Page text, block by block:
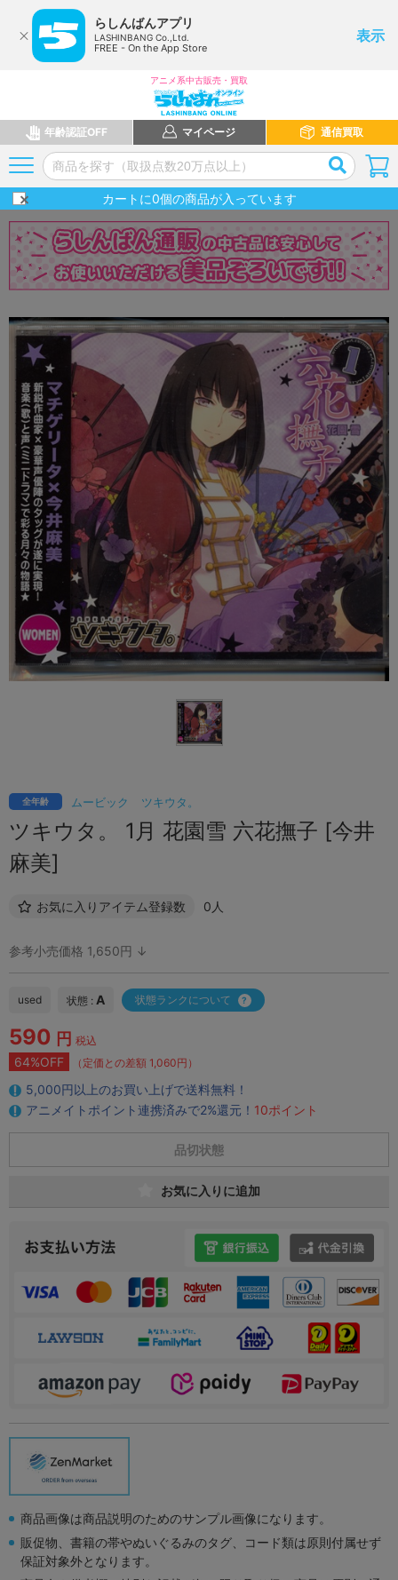
らしんばんアプリ
LASHINBANG Co.,Ltd.
FREE - On the App Store
表示
アニメ系中古販売・買取
年齢認証OFF マイページ 通信買取
カートに0個の商品が入っています
ムービック ツキウタ。
全年齢
ツキウタ。 1月 花園雪 六花撫子 [今井
麻美]
お気に入りアイテム登録数 0人
参考小売価格 1,650円 ↓
used 状態 : A 状態ランクについて
590 円 税込
64%OFF （定価との差額 1,060円）
5,000円以上のお買い上げで送料無料！
アニメイトポイント連携済みで2%還元！ 10ポイント
品切状態
お気に入りに追加
商品画像は商品説明のためのサンプル画像になります。
販促物、書籍の帯やぬいぐるみのタグ、コード類は原則付属せず
保証対象外となります。